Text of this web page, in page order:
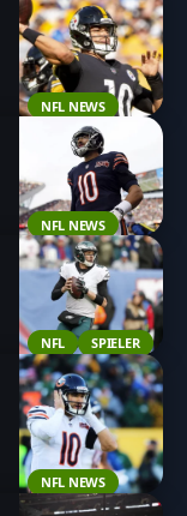
NFL NEWS
NFL NEWS
NFL SPIELER
NFL NEWS